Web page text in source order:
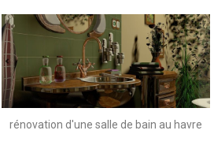
rénovation d'une salle de bain au havre